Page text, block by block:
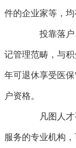
件的企业家等，均
投靠落户
记管理范畴，与
年可退休享受医
户资格。
凡图人才
服务的专业机构